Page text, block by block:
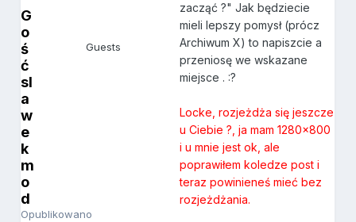
G
o
ś
ć
sl
a
w
e
k
m
o
d
Opublikowano
Guests
zacząć ?" Jak będziecie
mieli lepszy pomysł (prócz
Archiwum X) to napiszcie a
przeniosę we wskazane
miejsce . :?
Locke, rozjeżdża się jeszcze
u Ciebie ?, ja mam 1280x800
i u mnie jest ok, ale
poprawiłem koledze post i
teraz powinieneś mieć bez
rozjeżdżania.